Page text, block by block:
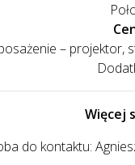
– projektor,
Więcej
do kontaktu: